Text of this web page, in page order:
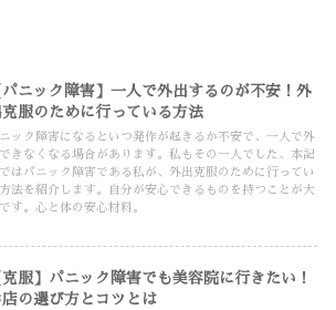
パニック障害】一人で外出するのが不安！外
克服のために行っている方法
ック障害になるといつ発作が起きるか不安で、一人で外
きなくなる場合があります。私もその一人でした、本記
はパニック障害である私が、外出克服のために行ってい
法を紹介します。自分が安心できるものを持つことが大
す。心と体の安心材料。
克服】パニック障害でも美容院に行きたい！
店の選び方とコツとは